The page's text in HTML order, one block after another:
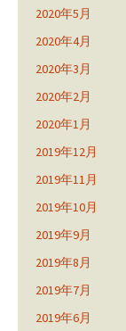
2020年5月
2020年4月
2020年3月
2020年2月
2020年1月
2019年12月
2019年11月
2019年10月
2019年9月
2019年8月
2019年7月
2019年6月